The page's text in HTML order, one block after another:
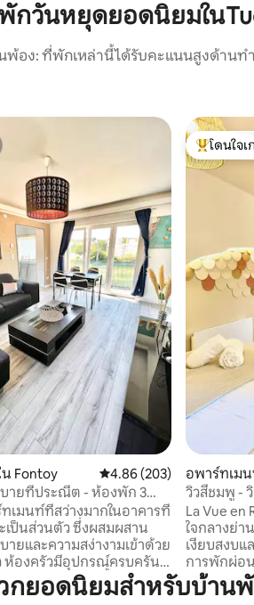
กวันหยุดยอดนิยมใน
พ้อง: ที่พักเหล่านี้ได้รับคะแนนสูงด้านท
วิว
Fontoy คะแนนเฉลี่ย 4.86 จาก 5,
4.86 (203)
ายที่ประณีต - ห้องพัก 3
งนอนเต็มรูปแบบ
ทเมนท์ที่สว่างมากในอาคารที่
เป็นส่วนตัว ซึ่งผสมผสาน
ายและความสง่างามเข้าด้วย
และช่องเคเบิลทั้งหมด การ
ฟเบอร์ อพาร์ทเมนท์
โดนใจเก
โดนใจ
อพาร์ทเมน
Partie -
วิวสีชมพู -
La Vue en
ใจกลางย่า
เงียบสงบแ
การพักผ่อน ที่พักขนาด 20 ตร.ม. แห่งนี้
ตกแต่งอย่
ห้องพักในโ
กยอดนิยมสำหรับบ้าน